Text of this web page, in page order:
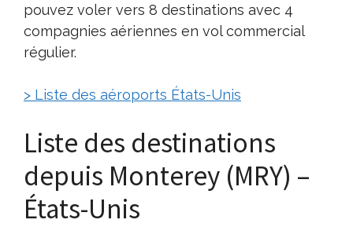
pouvez voler vers 8 destinations avec 4
compagnies aériennes en vol commercial
régulier.
> Liste des aéroports États-Unis
Liste des destinations
depuis Monterey (MRY) –
États-Unis